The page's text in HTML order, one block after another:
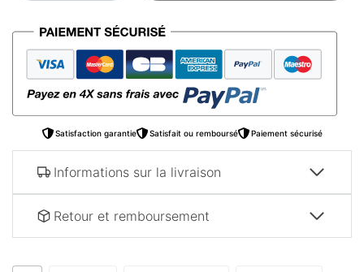
shirt
algérie
femme
Satisfaction garantie Satisfait ou remboursé Paiement sécurisé
Informations sur la livraison
Retour et remboursement